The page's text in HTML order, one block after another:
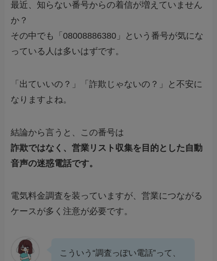
最近、知らない番号からの着信が増えていません
か？
その中でも「08008886380」という番号が気にな
っている人は多いはずです。
「出ていいの？」「詐欺じゃないの？」と不安に
なりますよね。
結論から言うと、この番号は
詐欺ではなく、営業リスト収集を目的とした自動
音声の迷惑電話です。
電気料金調査を装っていますが、営業につながる
ケースが多く注意が必要です。
こういう“調査っぽい電話”って、